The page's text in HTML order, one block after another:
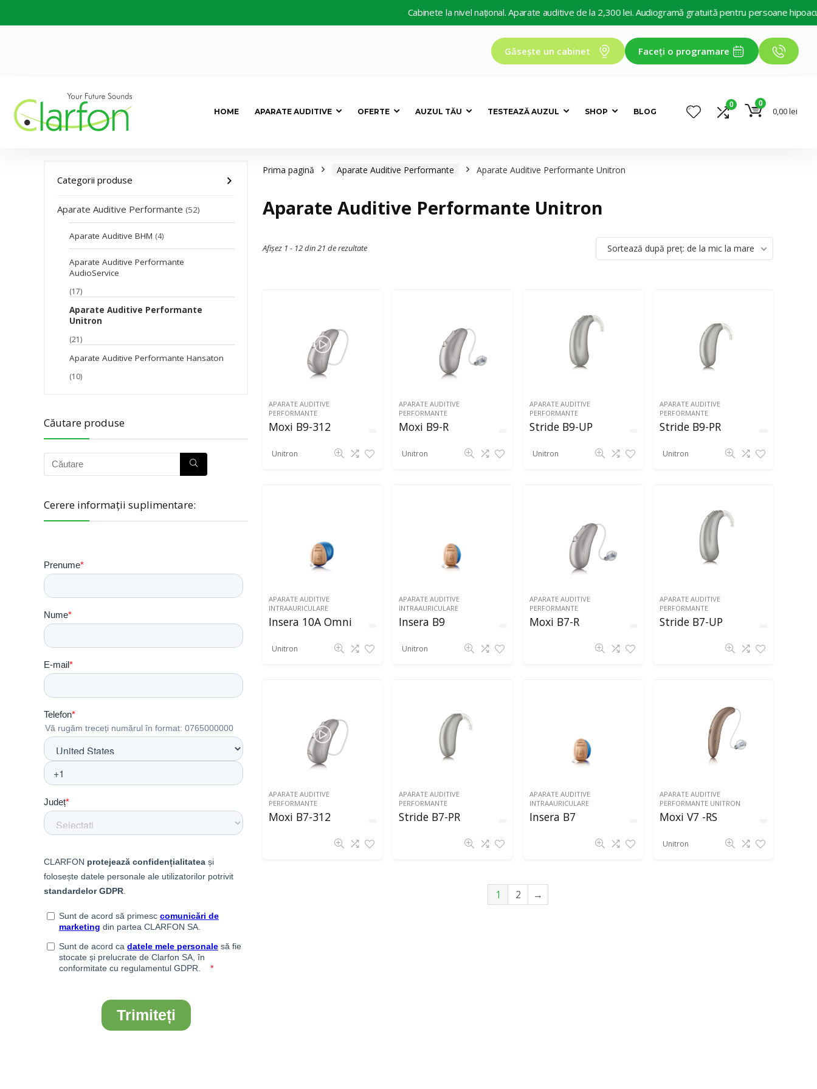
Cabinete la nivel național. Aparate auditive de la 2,300 lei. Audiogramă gratuită pentru persoane hipoacuzice.
Găsește un cabinet Faceți o programare
HOME APARATE AUDITIVE OFERTE AUZUL TĂU TESTEAZĂ AUZUL SHOP BLOG
0 0
0,00lei
Categorii produse
Aparate Auditive Performante (52)
Aparate Auditive BHM (4)
Aparate Auditive Performante
AudioService
(17)
Aparate Auditive Performante
Unitron
(21)
Aparate Auditive Performante Hansaton
(10)
Căutare produse
Cerere informații suplimentare:
Prima pagină Aparate Auditive Performante Aparate Auditive Performante Unitron
Aparate Auditive Performante Unitron
Afișez 1 - 12 din 21 de rezultate Sortează după preț: de la mic la mare
APARATE AUDITIVE
PERFORMANTE
Moxi B9-312
Unitron
APARATE AUDITIVE
PERFORMANTE
Moxi B9-R
Unitron
APARATE AUDITIVE
PERFORMANTE
Stride B9-UP
Unitron
APARATE AUDITIVE
PERFORMANTE
Stride B9-PR
Unitron
APARATE AUDITIVE
INTRAAURICULARE
Insera 10A Omni
Unitron
APARATE AUDITIVE
INTRAAURICULARE
Insera B9
Unitron
APARATE AUDITIVE
PERFORMANTE
Moxi B7-R
APARATE AUDITIVE
PERFORMANTE
Stride B7-UP
APARATE AUDITIVE
PERFORMANTE
Moxi B7-312
APARATE AUDITIVE
PERFORMANTE
Stride B7-PR
APARATE AUDITIVE
INTRAAURICULARE
Insera B7
APARATE AUDITIVE
PERFORMANTE UNITRON
Moxi V7 -RS
Unitron
1 2 →